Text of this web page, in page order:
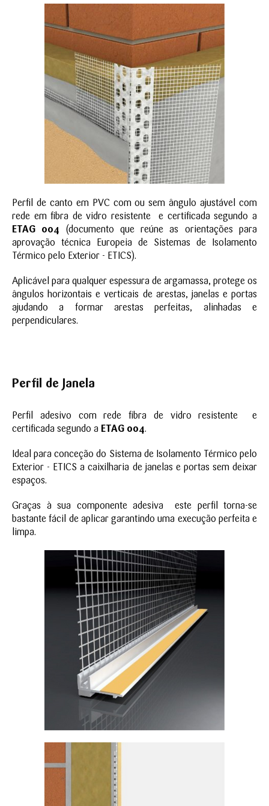
Perfil de canto em PVC com ou sem ângulo ajustável com
rede em fibra de vidro resistente e certificada segundo a
ETAG 004 (documento que reúne as orientações para
aprovação técnica Europeia de Sistemas de Isolamento
Térmico pelo Exterior - ETICS).
Aplicável para qualquer espessura de argamassa, protege os
ângulos horizontais e verticais de arestas, janelas e portas
ajudando a formar arestas perfeitas, alinhadas e
perpendiculares.
Perfil de Janela
Perfil adesivo com rede fibra de vidro resistente e
certificada segundo a ETAG 004.
Ideal para conceção do Sistema de Isolamento Térmico pelo
Exterior - ETICS a caixilharia de janelas e portas sem deixar
espaços.
Graças à sua componente adesiva este perfil torna-se
bastante fácil de aplicar garantindo uma execução perfeita e
limpa.